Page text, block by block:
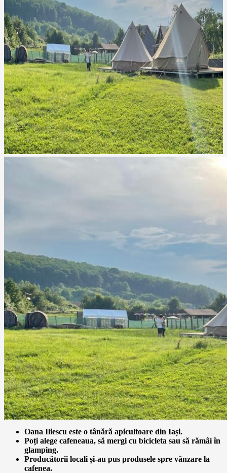
Oana Iliescu este o tânără apicultoare din Iași.
Poți alege cafeneaua, să mergi cu bicicleta sau să rămâi în
glamping.
Producătorii locali și-au pus produsele spre vânzare la
cafenea.